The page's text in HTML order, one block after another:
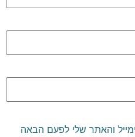
והאתר שלי לפעם הבאה